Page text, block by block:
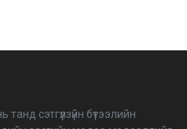
байна
сэтгүүлзүйн бүтээлийн